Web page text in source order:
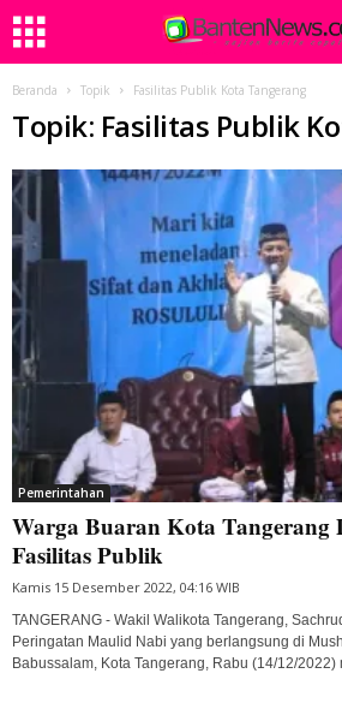
Beranda Topik Fasilitas Publik Kota Tangerang
Topik: Fasilitas Publik
Pemerintahan
Warga Buaran Kota Tangerang
Fasilitas Publik
Kamis 15 Desember 2022, 04:16 WIB
TANGERANG - Wakil Walikota Tangerang,
Peringatan Maulid Nabi yang berlangsung di
Babussalam, Kota Tangerang, Rabu (14/12/2022)